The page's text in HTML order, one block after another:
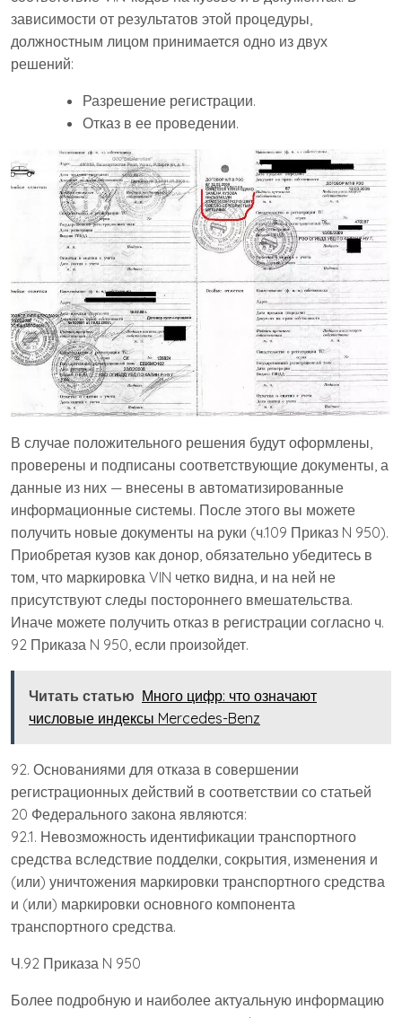
зависимости от результатов этой процедуры,
должностным лицом принимается одно из двух
решений:
Разрешение регистрации.
Отказ в ее проведении.
В случае положительного решения будут оформлены,
проверены и подписаны соответствующие документы, а
данные из них — внесены в автоматизированные
информационные системы. После этого вы можете
получить новые документы на руки (ч.109 Приказ N 950).
Приобретая кузов как донор, обязательно убедитесь в
том, что маркировка VIN четко видна, и на ней не
присутствуют следы постороннего вмешательства.
Иначе можете получить отказ в регистрации согласно ч.
92 Приказа N 950, если произойдет.
Читать статью Много цифр: что означают
числовые индексы Mercedes-Benz
92. Основаниями для отказа в совершении
регистрационных действий в соответствии со статьей
20 Федерального закона являются:
92.1. Невозможность идентификации транспортного
средства вследствие подделки, сокрытия, изменения и
(или) уничтожения маркировки транспортного средства
и (или) маркировки основного компонента
транспортного средства.
Ч.92 Приказа N 950
Более подробную и наиболее актуальную информацию